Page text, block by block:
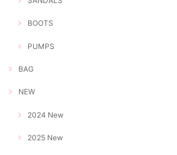
BOOTS
PUMPS
BAG
NEW
2024 New
2025 New